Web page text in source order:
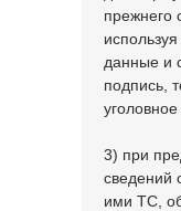
прежнего
данные и
подпись,
уголовное
3) при
сведений
ими ТС,